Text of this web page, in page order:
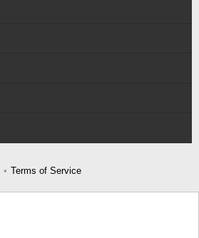
Terms of Service